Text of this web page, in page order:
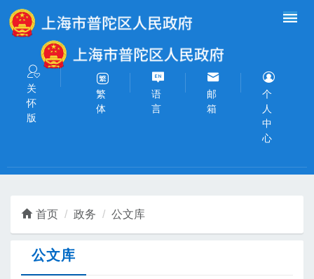
无障碍操作说明
关
怀
版
繁
体
语
言
邮
箱
个
人
中
心
首页 政务 公文库
公文库